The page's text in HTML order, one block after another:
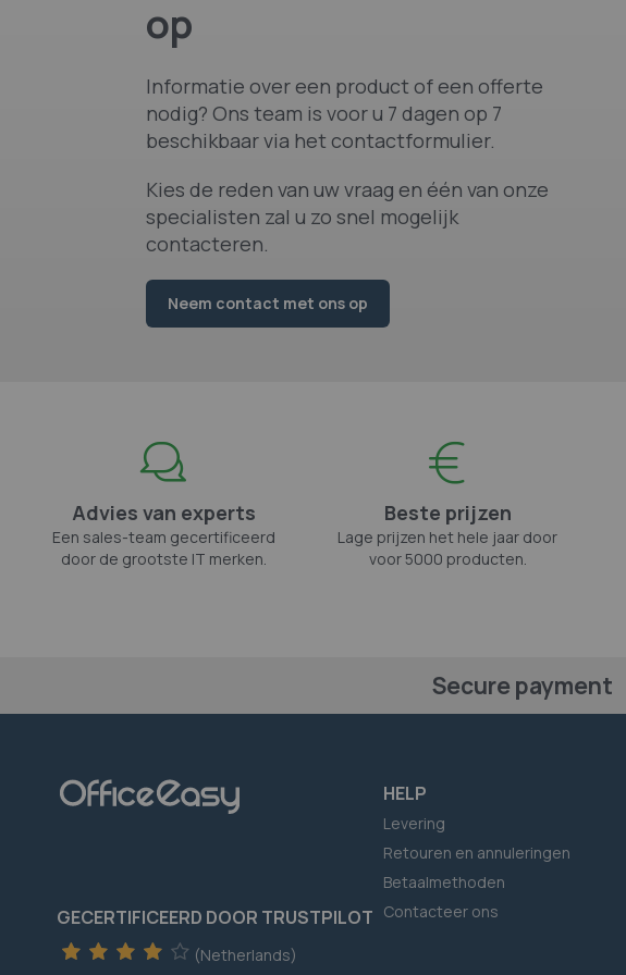
op
Informatie over een product of een offerte
nodig? Ons team is voor u 7 dagen op 7
beschikbaar via het contactformulier.
Kies de reden van uw vraag en één van onze
specialisten zal u zo snel mogelijk
contacteren.
Neem contact met ons op
Advies van experts
Een sales-team gecertificeerd
door de grootste IT merken.
Beste prijzen
Lage prijzen het hele jaar door
voor 5000 producten.
Secure payment
GECERTIFICEERD DOOR TRUSTPILOT
(Netherlands)
HELP
Levering
Retouren en annuleringen
Betaalmethoden
Contacteer ons